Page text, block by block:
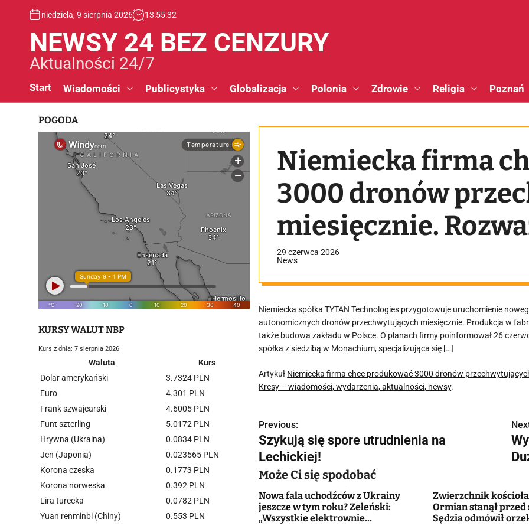
niedziela, 9 sierpnia 2026 13:55:33
NEWSY 24 BEZ CENZURY
Aktualności 24/7
Start Wiadomości Publicystyka Globalizacja Polonia Zdrowie Religia Poznań
Niemiecka firma
3000 dronów
miesięcznie.
Polsce
29 czerwca 2026
News
Niemiecka spółka TYTAN Technologies przygotowuje uruchomienie
autonomicznych dronów przechwytujących miesięcznie. Produkcja w
także budowa zakładu w Polsce. O planach firmy poinformował 26
spółka z siedzibą w Monachium, specjalizująca się […]
Artykuł Niemiecka firma chce produkować 3000 dronów
Kresy – wiadomości, wydarzenia, aktualności, newsy.
N
a
w
i
g
Previous:
Szykują się spore utrudnienia na
Lechickiej!
Może Ci się spodobać
Nowa fala uchodźców z Ukrainy
jeszcze w tym roku? Zeleński:
„Wszystkie elektrownie
Zwierzchnik
Ormian stanął przed
Sędzia odmówił
POGODA
KURSY WALUT NBP
Kurs z dnia: 7 sierpnia 2026
Waluta
Kurs
Dolar amerykański
3.7324 PLN
Euro
4.301 PLN
Frank szwajcarski
4.6005 PLN
Funt szterling
5.0172 PLN
Hrywna (Ukraina)
0.0834 PLN
Jen (Japonia)
0.023565 PLN
Korona czeska
0.1773 PLN
Korona norweska
0.392 PLN
Lira turecka
0.0782 PLN
Yuan renminbi (Chiny)
0.553 PLN